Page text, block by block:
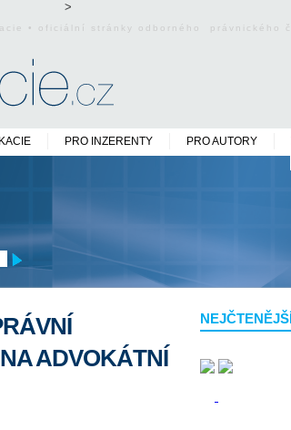
>
• oficiální stránky odborného právnického
PRO INZERENTY PRO AUTORY
ADVOKÁTNÍ